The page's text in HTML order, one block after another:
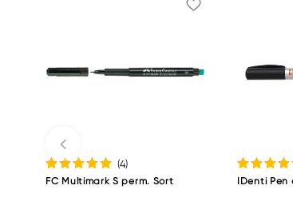
(4)
FC Multimark S perm. Sort IDenti Pen